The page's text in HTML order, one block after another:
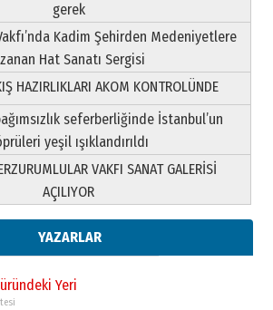
gerek
Kadim Şehirden Medeniyetlere
Hat Sanatı Sergisi
HAZIRLIKLARI AKOM KONTROLÜNDE
seferberliğinde İstanbul’un
yeşil ışıklandırıldı
VAKFI SANAT GALERİSİ
AÇILIYOR
YAZARLAR
Yeri
Gündoğdu
ÜÇ KIZI
2026 Perşembe
POLAT
Sebahattin Şirin’e
2026 Pazartesi
Yeri